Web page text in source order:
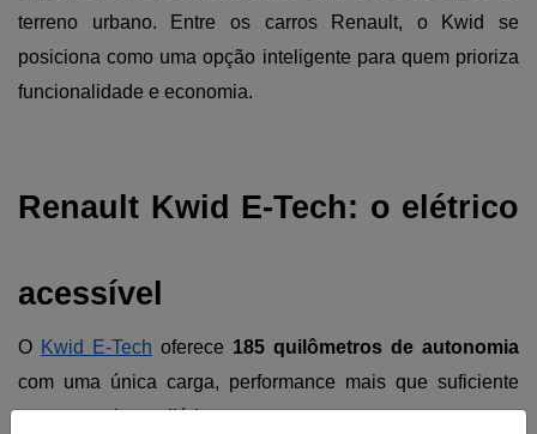
terreno urbano. Entre os carros Renault, o Kwid se
posiciona como uma opção inteligente para quem prioriza
funcionalidade e economia.
Renault Kwid E-Tech: o elétrico
acessível
O Kwid E-Tech oferece
com uma única carga, performance mais que suficiente
para uso urbano diário.